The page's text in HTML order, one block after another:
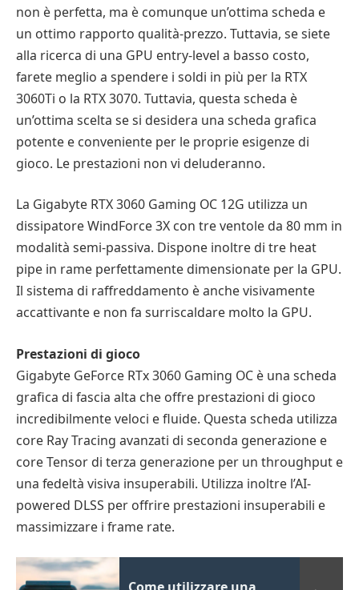
non è perfetta, ma è comunque un’ottima scheda e
un ottimo rapporto qualità-prezzo. Tuttavia, se siete
alla ricerca di una GPU entry-level a basso costo,
farete meglio a spendere i soldi in più per la RTX
3060Ti o la RTX 3070. Tuttavia, questa scheda è
un’ottima scelta se si desidera una scheda grafica
potente e conveniente per le proprie esigenze di
gioco. Le prestazioni non vi deluderanno.
La Gigabyte RTX 3060 Gaming OC 12G utilizza un
dissipatore WindForce 3X con tre ventole da 80 mm in
modalità semi-passiva. Dispone inoltre di tre heat
pipe in rame perfettamente dimensionate per la GPU.
Il sistema di raffreddamento è anche visivamente
accattivante e non fa surriscaldare molto la GPU.
Prestazioni di gioco
Gigabyte GeForce RTx 3060 Gaming OC è una scheda
grafica di fascia alta che offre prestazioni di gioco
incredibilmente veloci e fluide. Questa scheda utilizza
core Ray Tracing avanzati di seconda generazione e
core Tensor di terza generazione per un throughput e
una fedeltà visiva insuperabili. Utilizza inoltre l’AI-
powered DLSS per offrire prestazioni insuperabili e
massimizzare i frame rate.